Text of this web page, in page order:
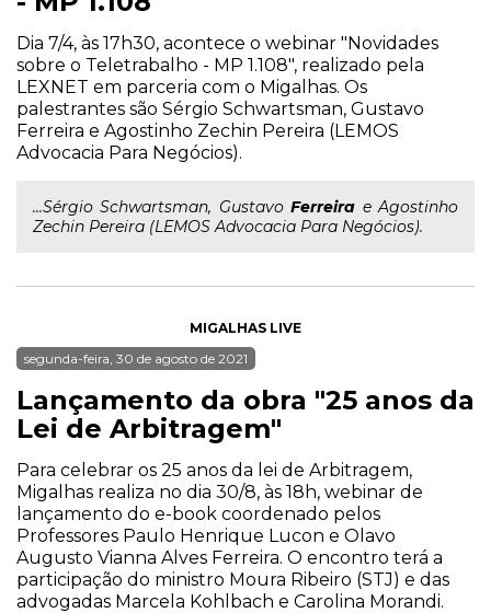
Dia 7/4, às 17h30, acontece o webinar "Novidades
sobre o Teletrabalho - MP 1.108", realizado pela
LEXNET em parceria com o Migalhas. Os
palestrantes são Sérgio Schwartsman, Gustavo
Ferreira e Agostinho Zechin Pereira (LEMOS
Advocacia Para Negócios).
...Sérgio Schwartsman, GustavoFerreira e Agostinho
Zechin Pereira (LEMOS Advocacia Para Negócios).
MIGALHAS LIVE
segunda-feira, 30 de agosto de 2021
Lançamento da obra "25 anos da
Lei de Arbitragem"
Para celebrar os 25 anos da lei de Arbitragem,
Migalhas realiza no dia 30/8, às 18h, webinar de
lançamento do e-book coordenado pelos
Professores Paulo Henrique Lucon e Olavo
Augusto Vianna Alves Ferreira. O encontro terá a
participação do ministro Moura Ribeiro (STJ) e das
advogadas Marcela Kohlbach e Carolina Morandi.